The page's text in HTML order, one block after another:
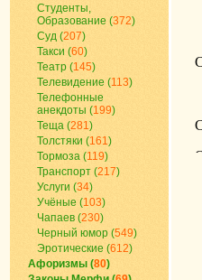
Студенты,
Образование (372)
Суд (207)
Такси (60)
Театр (145)
Телевидение (113)
Телефонные
анекдоты (199)
Теща (281)
Толстяки (161)
Тормоза (119)
Транспорт (217)
Услуги (34)
Учёные (103)
Чапаев (230)
Черный юмор (549)
Эротические (612)
Афоризмы (80)